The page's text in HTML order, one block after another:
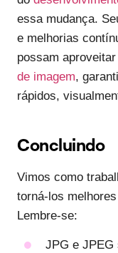
essa mudança.
e melhorias
possam
de imagem,
rápidos,
Concluindo
Vimos como
torná-los
Lembre-se:
JPG e JPEG